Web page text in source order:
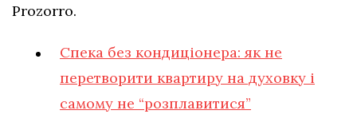
Prozorro.
Спека без кондиціонера: як не
перетворити квартиру на духовку і
самому не “розплавитися”